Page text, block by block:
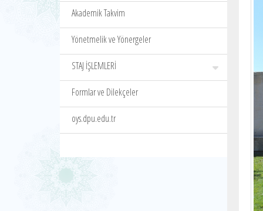
Akademik Takvim
Yönetmelik ve Yönergeler
STAJ İŞLEMLERİ
Formlar ve Dilekçeler
oys.dpu.edu.tr